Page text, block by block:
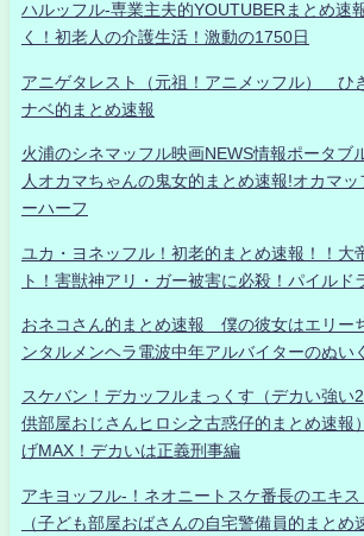
ハルッフル-専業主夫的YOUTUBERまとめ速
く！初老人の介護生活！激動の1750日
アニゲタレスト（元祖！アニメッフル） ひ
ナベ的まとめ速報
火浦のシネマッフル映画NEWS情報ポータブ
人オカマちゃんの鬼女的まとめ速報!オカマ
ーハーフ
ユカ・ヨネッフル！初老的まとめ速報！！大
ト！害獣神アリ・ガー被害に必殺！パイルド
おネコさん的まとめ速報 僕の彼女はエリー
ンタルメンヘラ電波中年アルバイターのぬい
スケバン！デカッフルまっくす（デカい強い
供部屋おじさんヒロシ之古惑仔的まとめ速報
げMAX！デカいは正義刑事編
アキヨッフル-！ネオニートスケ番長のエキス
（子ども部屋おばさんの自宅警備員的まとめ